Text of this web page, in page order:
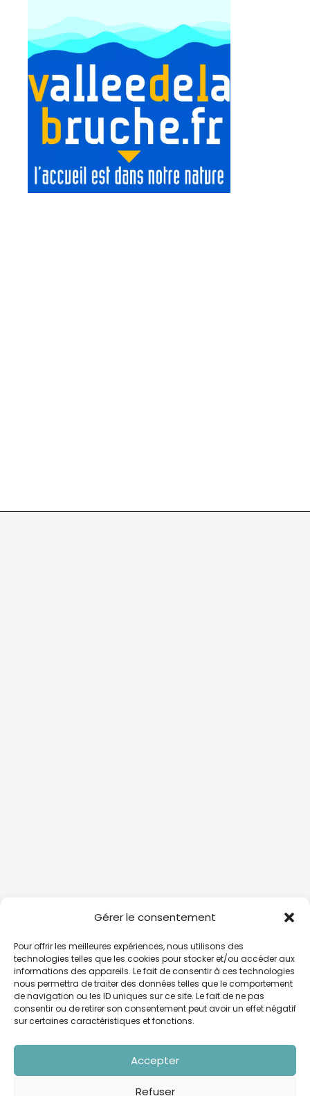
Gérer le consentement
Pour offrir les meilleures expériences, nous utilisons des
technologies telles que les cookies pour stocker et/ou accéder aux
informations des appareils. Le fait de consentir à ces technologies
nous permettra de traiter des données telles que le comportement
de navigation ou les ID uniques sur ce site. Le fait de ne pas
consentir ou de retirer son consentement peut avoir un effet négatif
sur certaines caractéristiques et fonctions.
Accepter
Refuser